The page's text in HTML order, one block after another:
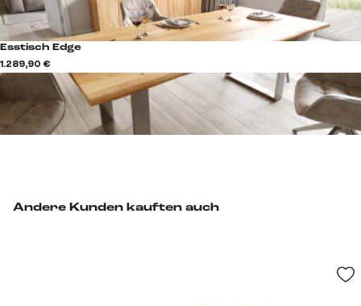
Andere Kunden kauften auch
Esstisch Edge
1.289,90 €